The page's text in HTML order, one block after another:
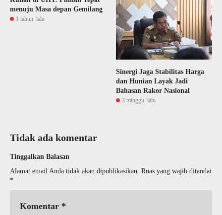
menuju Masa depan Gemilang
1 tahun lalu
Sinergi Jaga Stabilitas Harga
dan Hunian Layak Jadi
Bahasan Rakor Nasional
3 minggu lalu
Tidak ada komentar
Tinggalkan Balasan
Alamat email Anda tidak akan dipublikasikan. Ruas yang wajib ditandai
*
Komentar *